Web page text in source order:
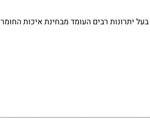
יתרונות רבים העומד מבחינת איכות החומר